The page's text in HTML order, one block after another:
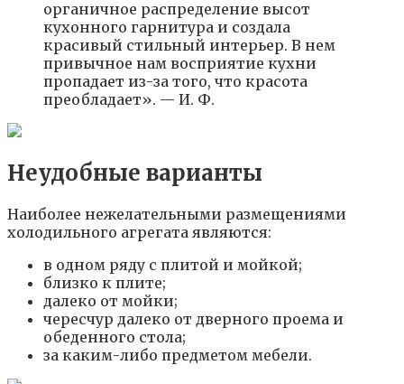
органичное распределение высот
кухонного гарнитура и создала
красивый стильный интерьер. В нем
привычное нам восприятие кухни
пропадает из-за того, что красота
преобладает». — И. Ф.
Неудобные варианты
Наиболее нежелательными размещениями
холодильного агрегата являются:
в одном ряду с плитой и мойкой;
близко к плите;
далеко от мойки;
чересчур далеко от дверного проема и
обеденного стола;
за каким-либо предметом мебели.